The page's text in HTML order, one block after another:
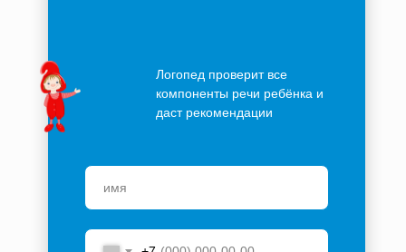
Логопед проверит все
компоненты речи ребёнка и
даст рекомендации